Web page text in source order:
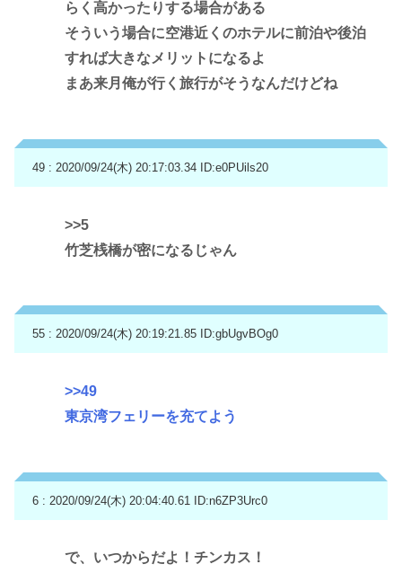
らく高かったりする場合がある
そういう場合に空港近くのホテルに前泊や後泊
すれば大きなメリットになるよ
まあ来月俺が行く旅行がそうなんだけどね
49 : 2020/09/24(木) 20:17:03.34 ID:e0PUils20
>>5
竹芝桟橋が密になるじゃん
55 : 2020/09/24(木) 20:19:21.85 ID:gbUgvBOg0
>>49
東京湾フェリーを充てよう
6 : 2020/09/24(木) 20:04:40.61 ID:n6ZP3Urc0
で、いつからだよ！チンカス！